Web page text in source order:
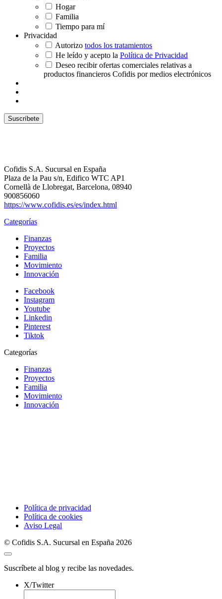
Hogar
Familia
Tiempo para mí
Privacidad
Autorizo todos los tratamientos
He leído y acepto la Política de Privacidad
Deseo recibir ofertas comerciales relativas a
productos financieros Cofidis por medios electrónicos
Cofidis S.A. Sucursal en España
Plaza de la Pau s/n, Edifico WTC AP1
Cornellà de Llobregat, Barcelona, 08940
900856060
https://www.cofidis.es/es/index.html
Categorías
Finanzas
Proyectos
Familia
Movimiento
Innovación
Facebook
Instagram
Youtube
Linkedin
Pinterest
Tiktok
Categorías
Finanzas
Proyectos
Familia
Movimiento
Innovación
Política de privacidad
Política de cookies
Aviso Legal
© Cofidis S.A. Sucursal en España 2026
Suscríbete al blog y recibe las novedades.
X/Twitter